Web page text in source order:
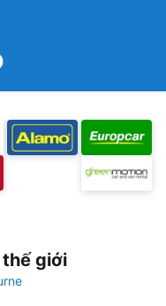
giới